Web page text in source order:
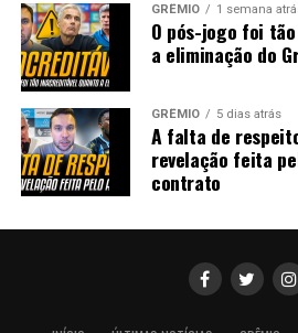
GRÊMIO 1 semana
O pós-jogo foi
a eliminação do
GRÊMIO 5 dias atrás
A falta de
revelação feita
contrato